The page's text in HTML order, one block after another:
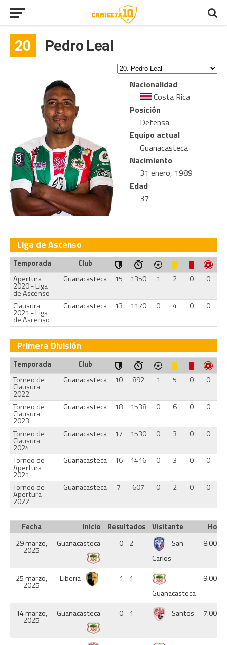
20 Pedro Leal
Nacionalidad
Costa Rica
Posición
Defensa
Equipo actual
Guanacasteca
Nacimiento
31 enero, 1989
Edad
37
Liga de Ascenso
Temporada
Club
Apertura
2020 - Liga
de Ascenso
Guanacasteca 15 1350 1 2 0 0
Clausura
2021 - Liga
de Ascenso
Guanacasteca 13 1170 0 4 0 0
Primera División
Temporada
Club
Torneo de
Clausura
2022
Guanacasteca 10 892 1 5 0 0
Torneo de
Clausura
2023
Guanacasteca 18 1538 0 6 0 0
Torneo de
Clausura
2024
Guanacasteca 17 1530 0 3 0 0
Torneo de
Apertura
2021
Guanacasteca 16 1416 0 3 0 0
Torneo de
Apertura
2022
Guanacasteca 7 607 0 2 0 0
Fecha Inicio Resultados Visitante
Hora
29 marzo,
2025
Guanacasteca 0 - 2
San
Carlos
8:00
25 marzo,
2025
Liberia
1 - 1
Guanacasteca
9:00
14 marzo,
2025
Guanacasteca 0 - 1 Santos 7:00